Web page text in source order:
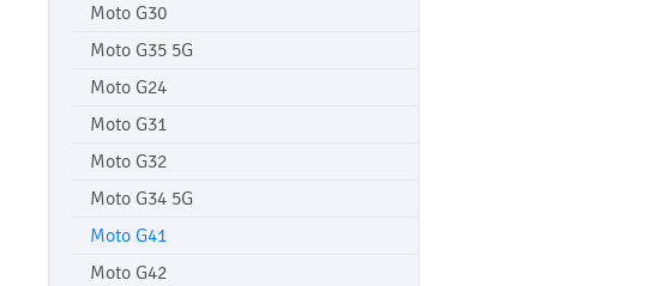
Moto G30
Moto G35 5G
Moto G24
Moto G31
Moto G32
Moto G34 5G
Moto G41
Moto G42